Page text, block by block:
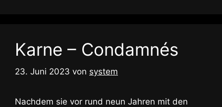
Karne – Condamnés
23. Juni 2023 von system
Nachdem sie vor rund neun Jahren mit den